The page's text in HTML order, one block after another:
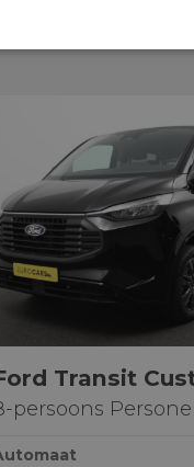
Transit
persoons